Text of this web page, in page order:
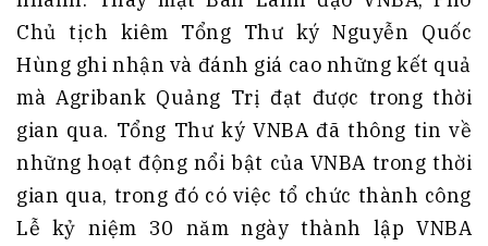
Chủ tịch kiêm Tổng Thư ký Nguyễn Quốc
Hùng ghi nhận và đánh giá cao những kết quả
mà Agribank Quảng Trị đạt được trong thời
gian qua. Tổng Thư ký VNBA đã thông tin về
những hoạt động nổi bật của VNBA trong thời
gian qua, trong đó có việc tổ chức thành công
Lễ kỷ niệm 30 năm ngày thành lập VNBA